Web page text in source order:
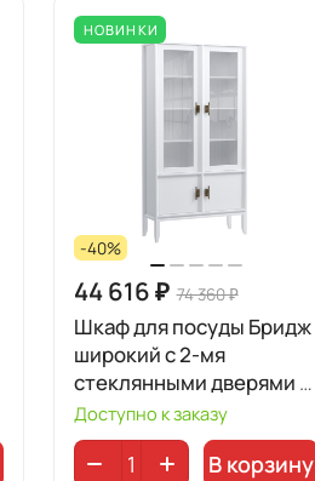
НОВИНКИ
-40%
44 616 ₽ 74 360 ₽
Шкаф для посуды Бридж
широкий с 2-мя
стеклянными дверями и
2-мя глухими дверями
91220
Доступно к заказу
В корзину